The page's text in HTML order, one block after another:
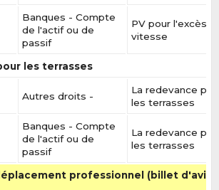
Banques - Compte
de l'actif ou de
passif
PV pour l'excès
vitesse
les terrasses
Autres droits -
La redevance
les terrasses
Banques - Compte
de l'actif ou de
passif
La redevance
les terrasses
professionnel (billet